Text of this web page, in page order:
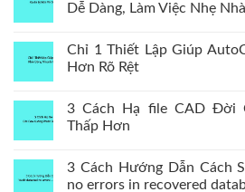
Dễ Dàng, Làm Việc Nhẹ
Chỉ 1 Thiết Lập Giúp
Hơn Rõ Rệt
3 Cách Hạ file CAD Đời
Thấp Hơn
3 Cách Hướng Dẫn Cách
no errors in recovered